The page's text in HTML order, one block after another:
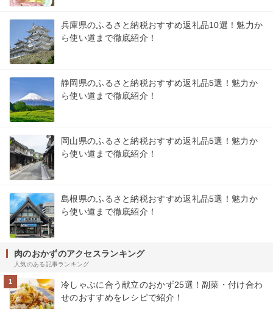
兵庫県のふるさと納税おすすめ返礼品10選！魅力か
ら使い道まで徹底紹介！
静岡県のふるさと納税おすすめ返礼品5選！魅力か
ら使い道まで徹底紹介！
岡山県のふるさと納税おすすめ返礼品5選！魅力か
ら使い道まで徹底紹介！
島根県のふるさと納税おすすめ返礼品5選！魅力か
ら使い道まで徹底紹介！
肉のおかずのアクセスランキング
人気のある記事ランキング
1
冷しゃぶに合う献立のおかず25選！副菜・付け合わ
せのおすすめをレシピで紹介！